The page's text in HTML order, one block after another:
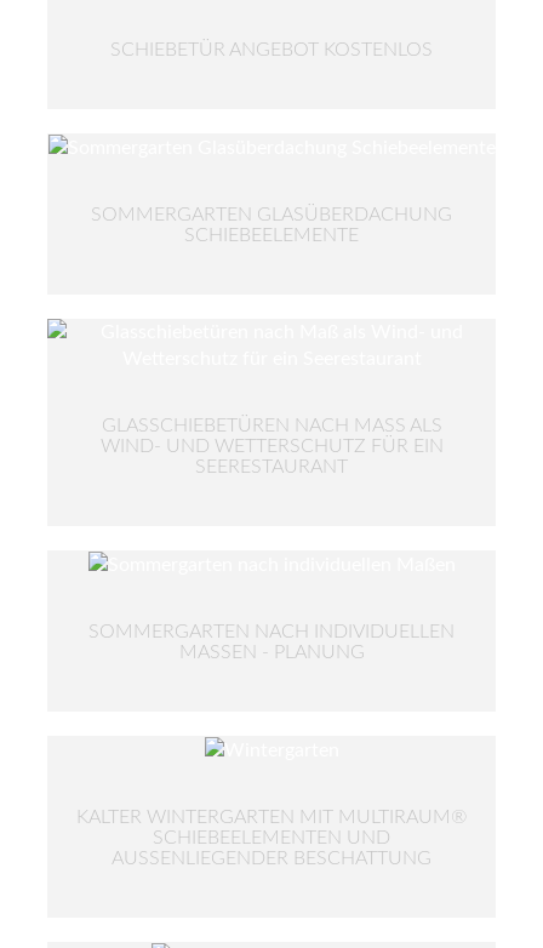
SCHIEBETÜR ANGEBOT KOSTENLOS
SOMMERGARTEN GLASÜBERDACHUNG
SCHIEBEELEMENTE
GLASSCHIEBETÜREN NACH MASS ALS W
IND- UND WETTERSCHUTZ FÜR EIN S
EERESTAURANT
SOMMERGARTEN NACH INDIVIDUELLEN
MASSEN - PLANUNG
KALTER WINTERGARTEN MIT MULTIRAUM®
SCHIEBEELEMENTEN UND
AUSSENLIEGENDER BESCHATTUNG